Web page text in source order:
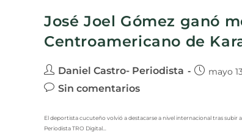
José Joel Gómez ganó
Centroamericano de
Daniel Castro- Periodista mayo
Sin comentarios
El deportista cucuteño volvió a destacarse a nivel internacional tras
Periodista TRO Digital…